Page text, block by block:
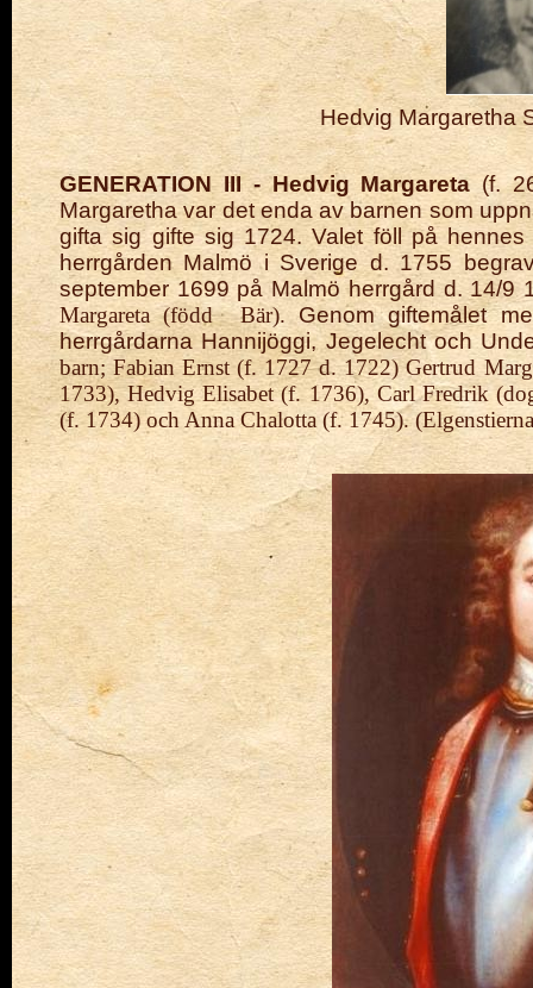
Hedvig Margaretha
GENERATION III - Hedvig Margareta (f.
Margaretha var det enda av barnen som
gifta sig gifte sig 1724. Valet föll på
herrgården Malmö i Sverige d. 1755
september 1699 på Malmö herrgård d. 14/9
Margareta (föddBär).Genom giftemålet
herrgårdarna Hannijöggi, Jegelecht och
barn; Fabian Ernst (f. 1727 d. 1722) Gertrud
1733), Hedvig Elisabet (f. 1736), Carl Fredrik
(f. 1734) och Anna Chalotta (f. 1745).